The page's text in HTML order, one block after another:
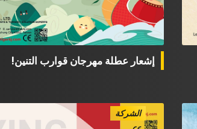
إشعار عطلة مهرجان قوارب التنين!
الشركة